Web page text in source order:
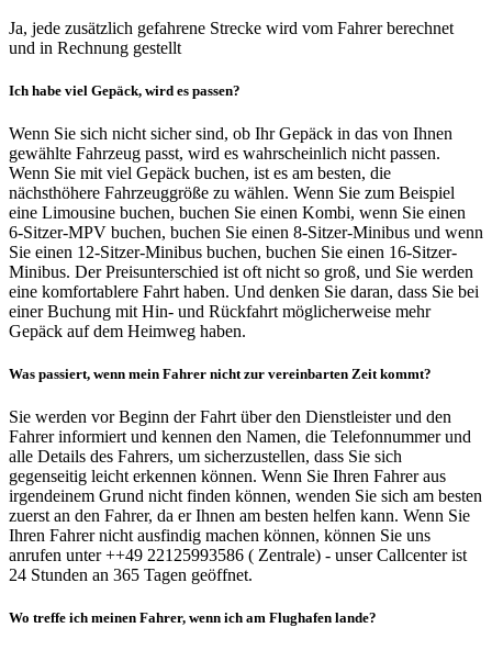
Ja, jede zusätzlich gefahrene Strecke wird vom Fahrer berechnet
und in Rechnung gestellt
Ich habe viel Gepäck, wird es passen?
Wenn Sie sich nicht sicher sind, ob Ihr Gepäck in das von Ihnen
gewählte Fahrzeug passt, wird es wahrscheinlich nicht passen.
Wenn Sie mit viel Gepäck buchen, ist es am besten, die
nächsthöhere Fahrzeuggröße zu wählen. Wenn Sie zum Beispiel
eine Limousine buchen, buchen Sie einen Kombi, wenn Sie einen
6-Sitzer-MPV buchen, buchen Sie einen 8-Sitzer-Minibus und wenn
Sie einen 12-Sitzer-Minibus buchen, buchen Sie einen 16-Sitzer-
Minibus. Der Preisunterschied ist oft nicht so groß, und Sie werden
eine komfortablere Fahrt haben. Und denken Sie daran, dass Sie bei
einer Buchung mit Hin- und Rückfahrt möglicherweise mehr
Gepäck auf dem Heimweg haben.
Was passiert, wenn mein Fahrer nicht zur vereinbarten Zeit kommt?
Sie werden vor Beginn der Fahrt über den Dienstleister und den
Fahrer informiert und kennen den Namen, die Telefonnummer und
alle Details des Fahrers, um sicherzustellen, dass Sie sich
gegenseitig leicht erkennen können. Wenn Sie Ihren Fahrer aus
irgendeinem Grund nicht finden können, wenden Sie sich am besten
zuerst an den Fahrer, da er Ihnen am besten helfen kann. Wenn Sie
Ihren Fahrer nicht ausfindig machen können, können Sie uns
anrufen unter ++49 22125993586 ( Zentrale) - unser Callcenter ist
24 Stunden an 365 Tagen geöffnet.
Wo treffe ich meinen Fahrer, wenn ich am Flughafen lande?